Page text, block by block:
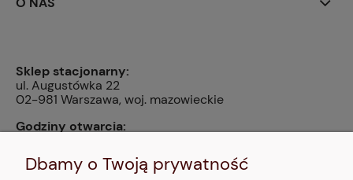
Sklep stacjonarny:
ul. Augustówka 22
02-981 Warszawa, woj. mazowieckie
Godziny otwarcia:
13:00, nd: nieczynne
Dbamy o Twoją prywatność